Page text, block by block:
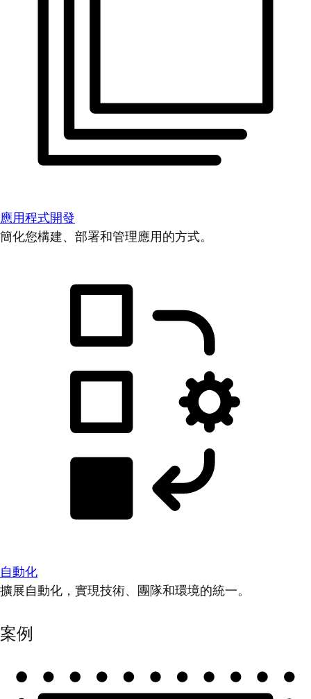
應用程式開發
簡化您構建、部署和管理應用的方式。
自動化
擴展自動化，實現技術、團隊和環境的統一。
案例